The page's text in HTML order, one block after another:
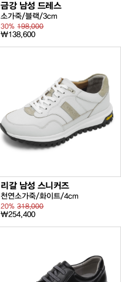
금강 남성 드레스
소가죽/블랙/3cm
30%198,000
₩138,600
리갈 남성 스니커즈
천연소가죽/화이트/4cm
20%318,000
₩254,400